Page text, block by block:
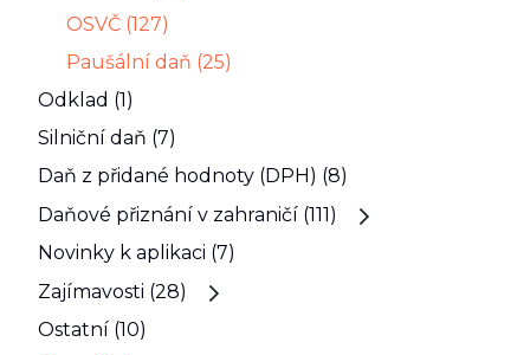
OSVČ (127)
Paušální daň (25)
Odklad (1)
Silniční daň (7)
Daň z přidané hodnoty (DPH) (8)
Daňové přiznání v zahraničí (111)
Novinky k aplikaci (7)
Zajímavosti (28)
Ostatní (10)